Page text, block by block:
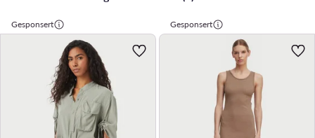
Gesponsert Gesponsert